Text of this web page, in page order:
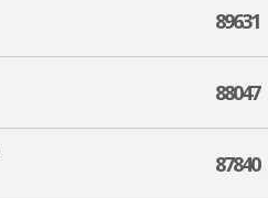
89631
88047
87840